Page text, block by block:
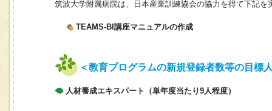
筑波大学附属病院は、日本産業訓練協会の協力を得て下記
TEAMS-BI講座マニュアルの作成
＜教育プログラムの新規登録者数等の目標
人材養成エキスパート（単年度当たり9人程度）